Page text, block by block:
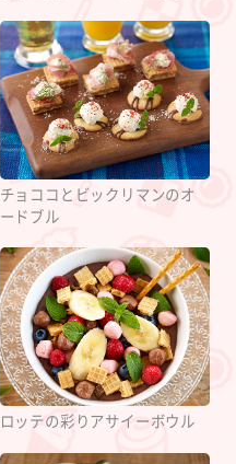
チョココとビックリマンのオ
ードブル
ロッテの彩りアサイーボウル